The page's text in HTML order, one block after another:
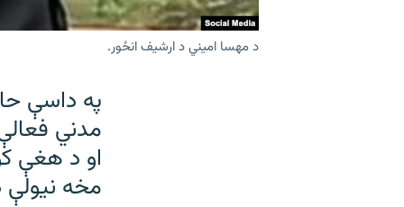
د مهسا امیني د ارشیف انځور.
په داسې
مدني
او د هغې
مخه نیولې